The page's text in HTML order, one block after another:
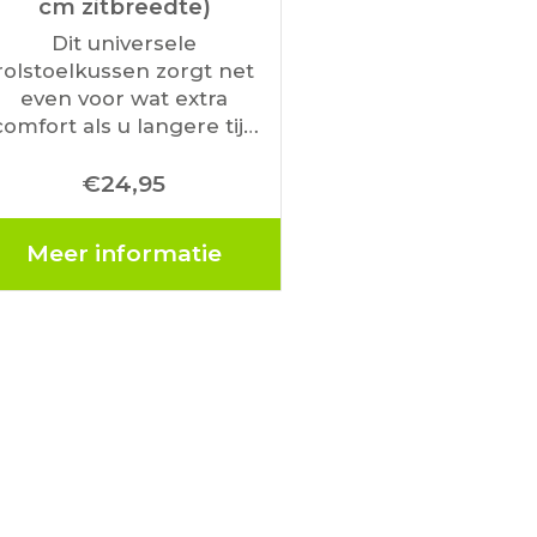
cm zitbreedte)
Dit universele
zorgt net
even voor wat extra
als u langere tijd
zit. Het kussen is voorzien
kunt…
€24,95
Meer informatie